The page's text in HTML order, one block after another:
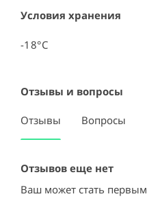
Условия хранения
-18°С
Отзывы и вопросы
Отзывы Вопросы
Отзывов еще нет
Ваш может стать первым